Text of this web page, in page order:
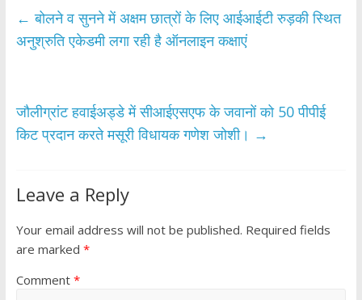
b
o
k
er s
A
p
e
← बोलने व सुनने में अक्षम छात्रों के लिए आईआईटी रुड़की स्थित
अनुश्रुति एकेडमी लगा रही है ऑनलाइन कक्षाएं
जौलीग्रांट हवाईअड्डे में सीआईएसएफ के जवानों को 50 पीपीई
किट प्रदान करते मसूरी विधायक गणेश जोशी। →
Leave a Reply
Your email address will not be published. Required fields
are marked *
Comment *